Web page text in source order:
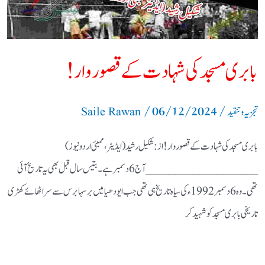
بابری مسجد کی شہادت کے قصوروار !
تجزیہ و تنقید/
Saile Rawan /06/12/2024
بابری مسجد کی شہادت کے قصوروار ! از: شکیل رشید ( ایڈیٹر ، ممبئی اردو نیوز)
___________________ آج 6 دسمبر ہے ۔ بتیس سال قبل بھی یہ تاریخ آئی
تھی ۔ وہ 6 دسمبر 1992ء کی سیاہ تاریخ ہی تھی جب ایودھیا میں برسہا برس سے سر اٹھائے کھڑی
تاریخی بابری مسجد کو شہید کر
قصوروار
!